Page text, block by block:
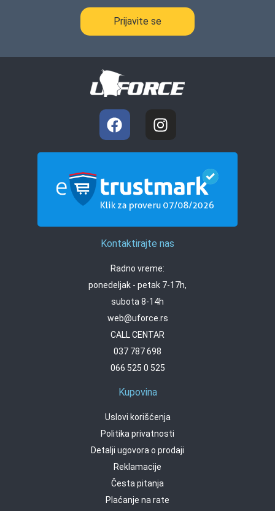
Prijavite se
Kontaktirajte nas
Radno vreme:
ponedeljak - petak 7-17h,
subota 8-14h
web@uforce.rs
CALL CENTAR
037 787 698
066 525 0 525
Kupovina
Uslovi korišćenja
Politika privatnosti
Detalji ugovora o prodaji
Reklamacije
Česta pitanja
Plaćanje na rate